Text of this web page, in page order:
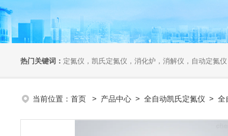
热门关键词： 定氮仪，凯氏定氮仪，消化炉，消解仪，自动定氮仪，全自
当前位置： 首页 > 产品中心 > 全自动凯氏定氮仪 > 全